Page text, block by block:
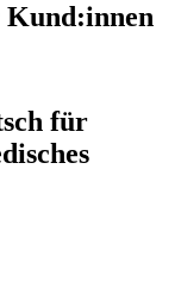
Kund:innen
für